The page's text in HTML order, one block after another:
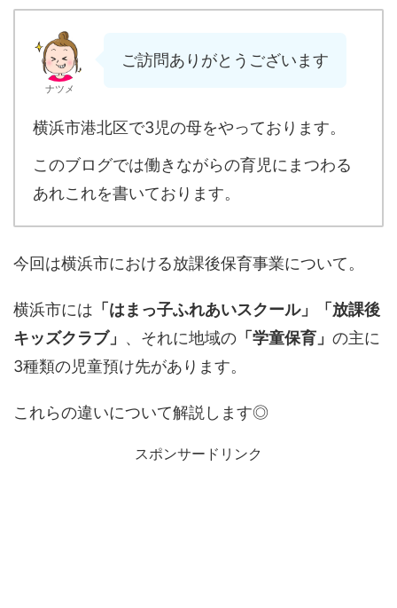
ナツメ
ご訪問ありがとうございます
横浜市港北区で3児の母をやっております。
このブログでは働きながらの育児にまつわる
あれこれを書いております。
今回は横浜市における放課後保育事業について。
横浜市には 「はまっ子ふれあいスクール」「放課後
キッズクラブ」 、それに地域の 「学童保育」 の主に
3種類の児童預け先があります。
これらの違いについて解説します◎
スポンサードリンク